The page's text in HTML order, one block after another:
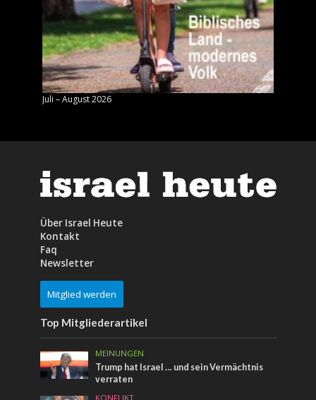
Juli – August 2026
Über Israel Heute
Kontakt
Faq
Newsletter
Mitglied werden
Top Mitgliederartikel
MEINUNGEN
Trump hat Israel … und sein Vermächtnis
verraten
KONFLIKT